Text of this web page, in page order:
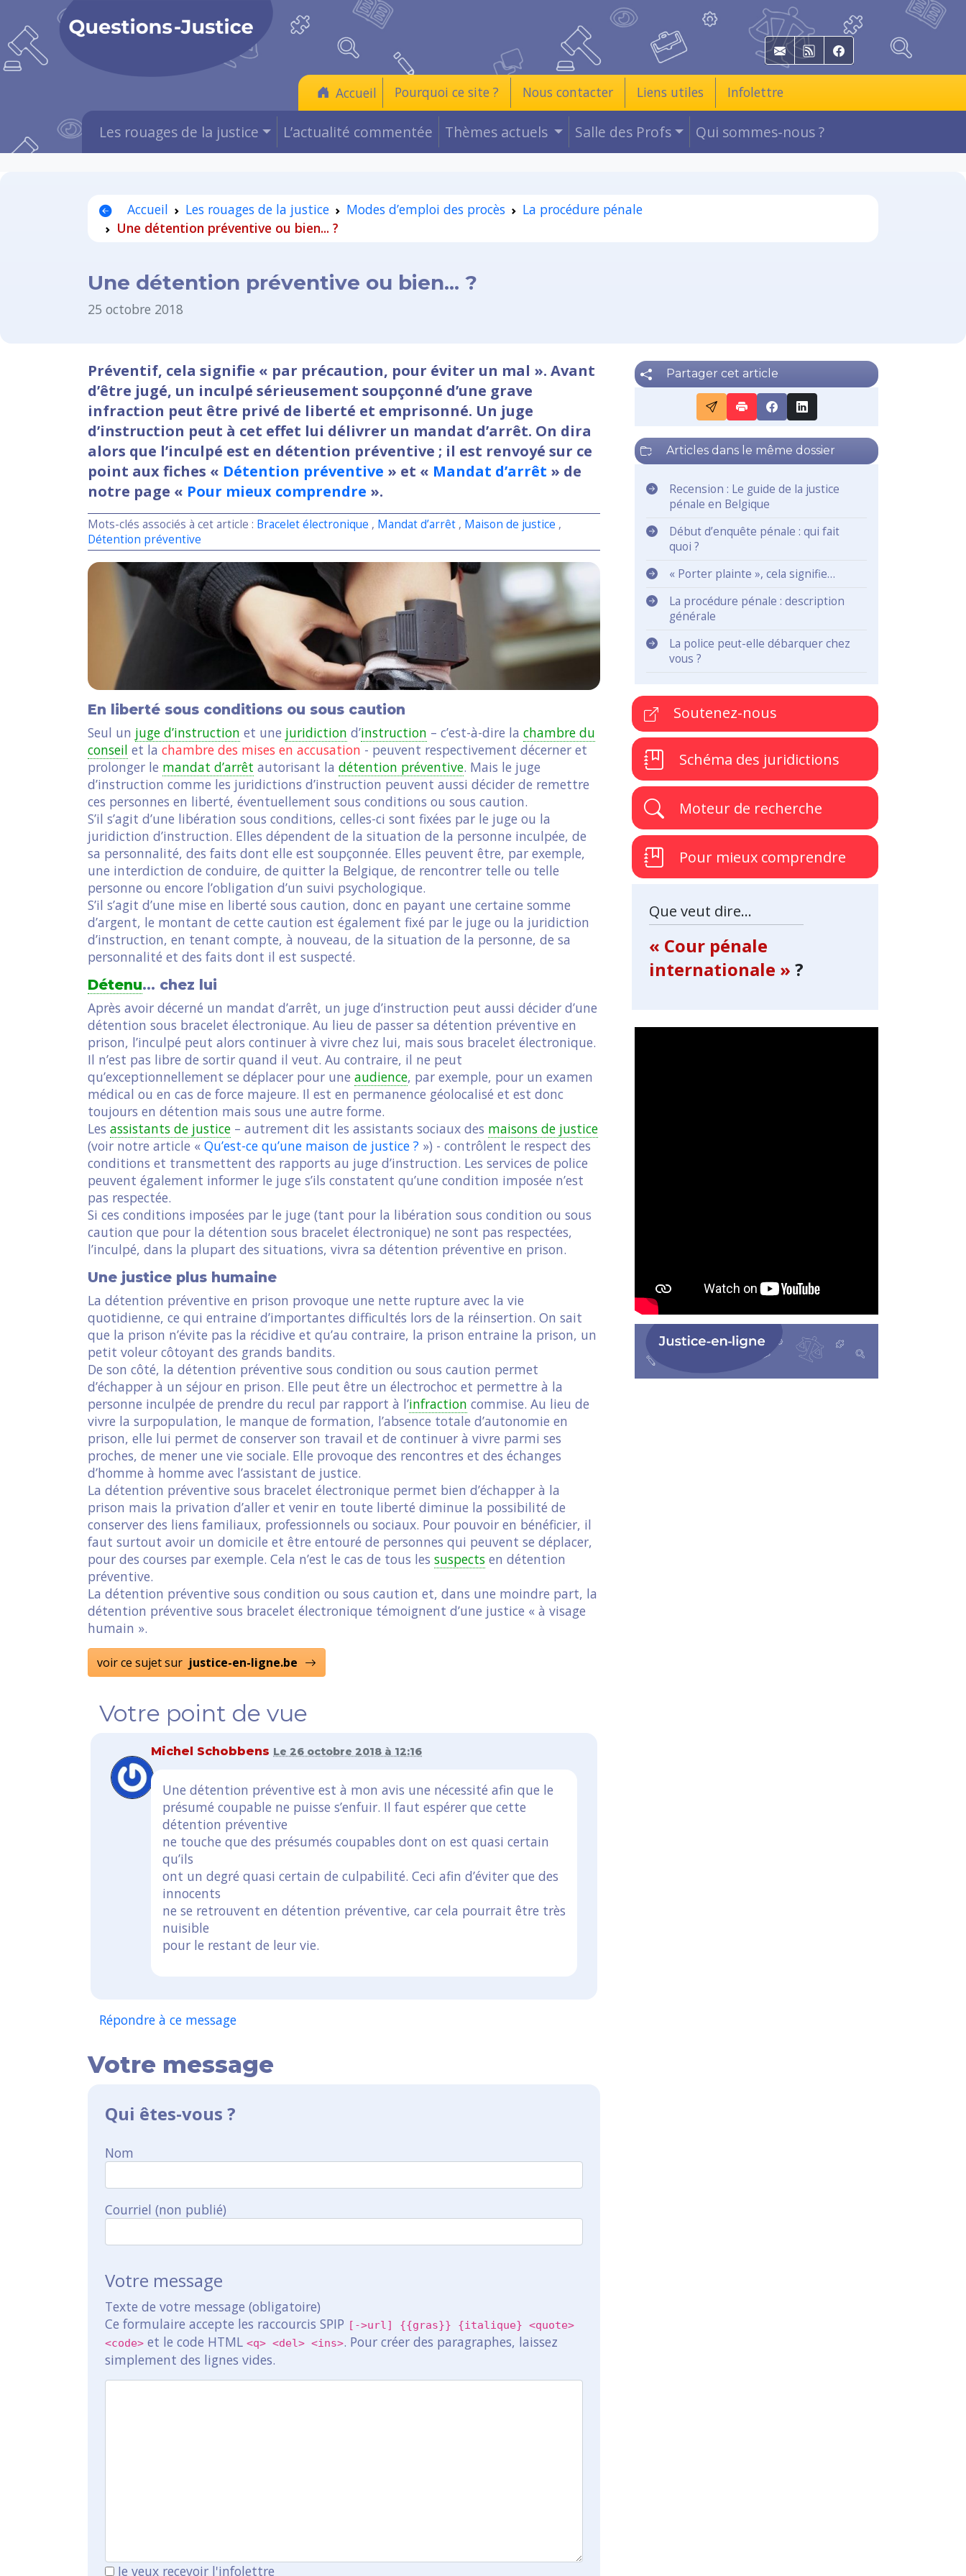
E-mail RSS Facebook
Accueil Pourquoi ce site ? Nous contacter Liens utiles Infolettre
Les rouages de la justice L’actualité commentée Thèmes actuels Salle des Profs Qui sommes-nous ?
Accueil Les rouages de la justice Modes d’emploi des procès
La procédure pénale
Une détention préventive ou bien... ?
Une détention préventive ou bien... ?
25 octobre 2018
Préventif, cela signifie « par précaution, pour éviter un mal ». Avant
d’être jugé, un inculpé sérieusement soupçonné d’une grave
infraction peut être privé de liberté et emprisonné. Un juge
d’instruction peut à cet effet lui délivrer un mandat d’arrêt. On dira
alors que l’inculpé est en détention préventive ; il est renvoyé sur ce
point aux fiches « Détention préventive » et « Mandat d’arrêt » de
notre page « Pour mieux comprendre ».
Mots-clés associés à cet article : Bracelet électronique , Mandat d’arrêt , Maison de justice ,
Détention préventive
En liberté sous conditions ou sous caution
Seul un juge d’instruction et une juridiction d’instruction – c’est-à-dire la chambre du
conseil et la chambre des mises en accusation - peuvent respectivement décerner et
prolonger le mandat d’arrêt autorisant la détention préventive. Mais le juge
d’instruction comme les juridictions d’instruction peuvent aussi décider de remettre
ces personnes en liberté, éventuellement sous conditions ou sous caution.
S’il s’agit d’une libération sous conditions, celles-ci sont fixées par le juge ou la
juridiction d’instruction. Elles dépendent de la situation de la personne inculpée, de
sa personnalité, des faits dont elle est soupçonnée. Elles peuvent être, par exemple,
une interdiction de conduire, de quitter la Belgique, de rencontrer telle ou telle
personne ou encore l’obligation d’un suivi psychologique.
S’il s’agit d’une mise en liberté sous caution, donc en payant une certaine somme
d’argent, le montant de cette caution est également fixé par le juge ou la juridiction
d’instruction, en tenant compte, à nouveau, de la situation de la personne, de sa
personnalité et des faits dont il est suspecté.
Détenu… chez lui
Après avoir décerné un mandat d’arrêt, un juge d’instruction peut aussi décider d’une
détention sous bracelet électronique. Au lieu de passer sa détention préventive en
prison, l’inculpé peut alors continuer à vivre chez lui, mais sous bracelet électronique.
Il n’est pas libre de sortir quand il veut. Au contraire, il ne peut
qu’exceptionnellement se déplacer pour une audience, par exemple, pour un examen
médical ou en cas de force majeure. Il est en permanence géolocalisé et est donc
toujours en détention mais sous une autre forme.
Les assistants de justice – autrement dit les assistants sociaux des maisons de justice
(voir notre article « Qu’est-ce qu’une maison de justice ? ») - contrôlent le respect des
conditions et transmettent des rapports au juge d’instruction. Les services de police
peuvent également informer le juge s’ils constatent qu’une condition imposée n’est
pas respectée.
Si ces conditions imposées par le juge (tant pour la libération sous condition ou sous
caution que pour la détention sous bracelet électronique) ne sont pas respectées,
l’inculpé, dans la plupart des situations, vivra sa détention préventive en prison.
Une justice plus humaine
La détention préventive en prison provoque une nette rupture avec la vie
quotidienne, ce qui entraine d’importantes difficultés lors de la réinsertion. On sait
que la prison n’évite pas la récidive et qu’au contraire, la prison entraine la prison, un
petit voleur côtoyant des grands bandits.
De son côté, la détention préventive sous condition ou sous caution permet
d’échapper à un séjour en prison. Elle peut être un électrochoc et permettre à la
personne inculpée de prendre du recul par rapport à l’infraction commise. Au lieu de
vivre la surpopulation, le manque de formation, l’absence totale d’autonomie en
prison, elle lui permet de conserver son travail et de continuer à vivre parmi ses
proches, de mener une vie sociale. Elle provoque des rencontres et des échanges
d’homme à homme avec l’assistant de justice.
La détention préventive sous bracelet électronique permet bien d’échapper à la
prison mais la privation d’aller et venir en toute liberté diminue la possibilité de
conserver des liens familiaux, professionnels ou sociaux. Pour pouvoir en bénéficier, il
faut surtout avoir un domicile et être entouré de personnes qui peuvent se déplacer,
pour des courses par exemple. Cela n’est le cas de tous les suspects en détention
préventive.
La détention préventive sous condition ou sous caution et, dans une moindre part, la
détention préventive sous bracelet électronique témoignent d’une justice « à visage
humain ».
voir ce sujet sur justice-en-ligne.be
Votre point de vue
Michel Schobbens Le 26 octobre 2018 à 12:16
Une détention préventive est à mon avis une nécessité afin que le
présumé coupable ne puisse s’enfuir. Il faut espérer que cette
détention préventive
ne touche que des présumés coupables dont on est quasi certain
qu’ils
ont un degré quasi certain de culpabilité. Ceci afin d’éviter que des
innocents
ne se retrouvent en détention préventive, car cela pourrait être très
nuisible
pour le restant de leur vie.
Répondre à ce message
Votre message
Qui êtes-vous ?
Nom
Courriel (non publié)
Votre message
Texte de votre message (obligatoire)
Ce formulaire accepte les raccourcis SPIP [->url] {{gras}} {italique} <quote>
<code> et le code HTML <q> <del> <ins>. Pour créer des paragraphes, laissez
simplement des lignes vides.
Je veux recevoir l'infolettre
Partager cet article
Articles dans le même dossier
Recension : Le guide de la justice
pénale en Belgique
Début d’enquête pénale : qui fait
quoi ?
« Porter plainte », cela signifie…
La procédure pénale : description
générale
La police peut-elle débarquer chez
vous ?
Soutenez-nous
Schéma des juridictions
Moteur de recherche
Pour mieux comprendre
Que veut dire...
« Cour pénale
internationale »?